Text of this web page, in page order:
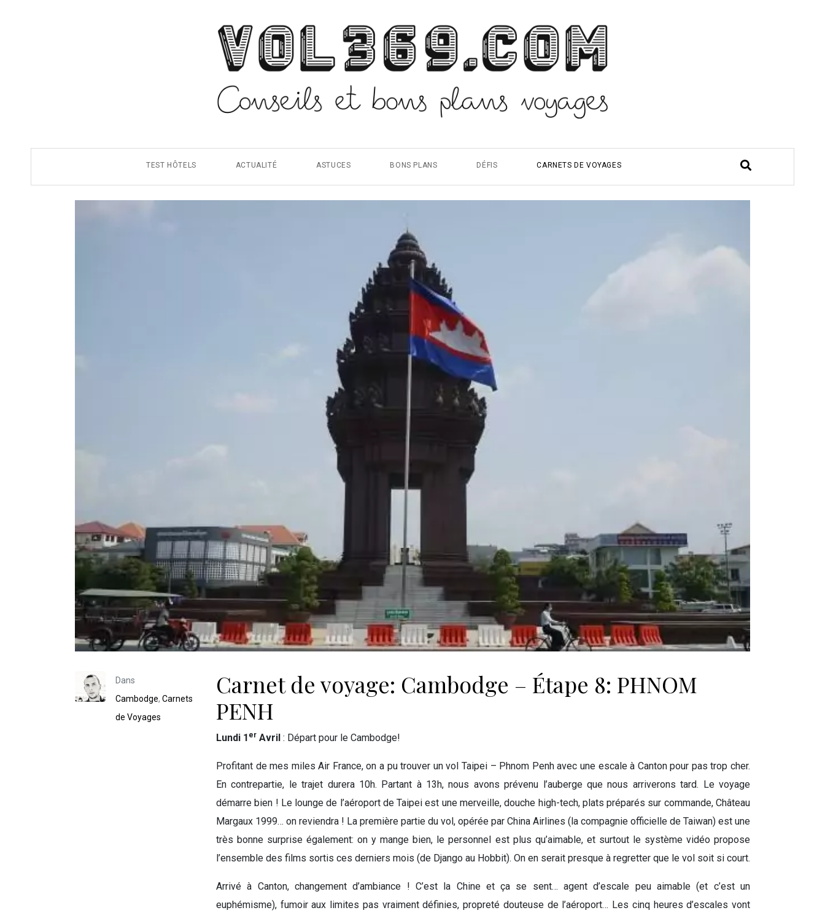
TEST HÔTELS ACTUALITÉ ASTUCES BONS PLANS DÉFIS CARNETS DE VOYAGES
Dans
Cambodge, Carnets
de Voyages
Carnet de voyage: Cambodge – Étape 8: PHNOM
PENH
Lundi 1 er Avril : Départ pour le Cambodge!
Profitant de mes miles Air France, on a pu trouver un vol Taipei – Phnom Penh avec une escale à Canton pour pas trop cher.
En contrepartie, le trajet durera 10h. Partant à 13h, nous avons prévenu l’auberge que nous arriverons tard. Le voyage
démarre bien ! Le lounge de l’aéroport de Taipei est une merveille, douche high-tech, plats préparés sur commande, Château
Margaux 1999… on reviendra ! La première partie du vol, opérée par China Airlines (la compagnie officielle de Taiwan) est une
très bonne surprise également: on y mange bien, le personnel est plus qu’aimable, et surtout le système vidéo propose
l’ensemble des films sortis ces derniers mois (de Django au Hobbit). On en serait presque à regretter que le vol soit si court.
Arrivé à Canton, changement d’ambiance ! C’est la Chine et ça se sent… agent d’escale peu aimable (et c’est un
euphémisme), fumoir aux limites pas vraiment définies, propreté douteuse de l’aéroport… Les cinq heures d’escales vont